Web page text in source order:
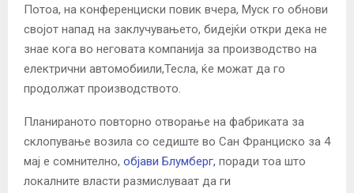
Потоа, на конференциски повик вчера, Муск го обнови
својот напад на заклучувањето, бидејќи откри дека не
знае кога во неговата компанија за производство на
електрични автомобиили,Тесла, ќе можат да го
продолжат производството.
Планираното повторно отворање на фабриката за
склопување возила со седиште во Сан Франциско за 4
мај е сомнително, објави Блумберг, поради тоа што
локалните власти размислуваат да ги